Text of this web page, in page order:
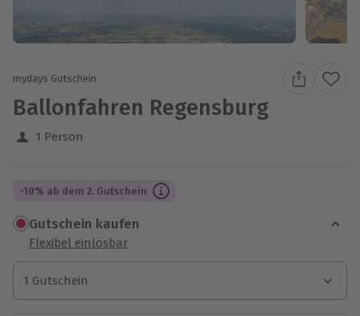
mydays Gutschein
Ballonfahren Regensburg
1 Person
-10% ab dem 2. Gutschein
Gutschein kaufen
Flexibel einlösbar
1 Gutschein
1 Gutschein
1 Gutschein